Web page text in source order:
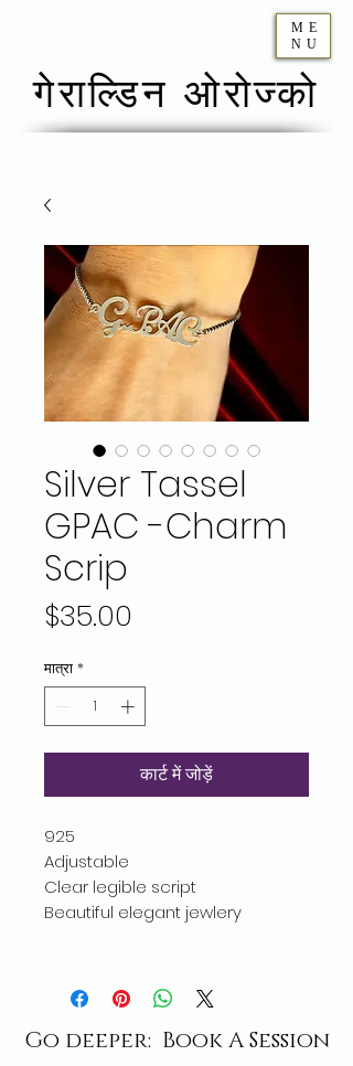
गेराल्डिन ओरोज्को
ME
NU
Silver Tassel
GPAC -Charm
Scrip
$35.00
मात्रा *
कार्ट में जोड़ें
925
Adjustable
Clear legible script
Beautiful elegant jewlery
Go deeper: Book A Session